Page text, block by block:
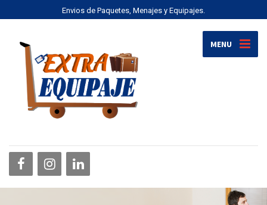
Envios de Paquetes, Menajes y Equipajes.
MENU